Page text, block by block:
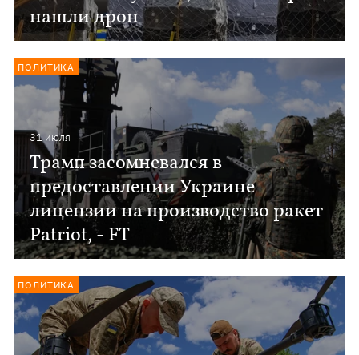
нашли дрон
31 июля
Трамп засомневался в
предоставлении Украине
лицензии на производство ракет
Patriot, - FT
ПОЛИТИКА
ПОЛИТИКА